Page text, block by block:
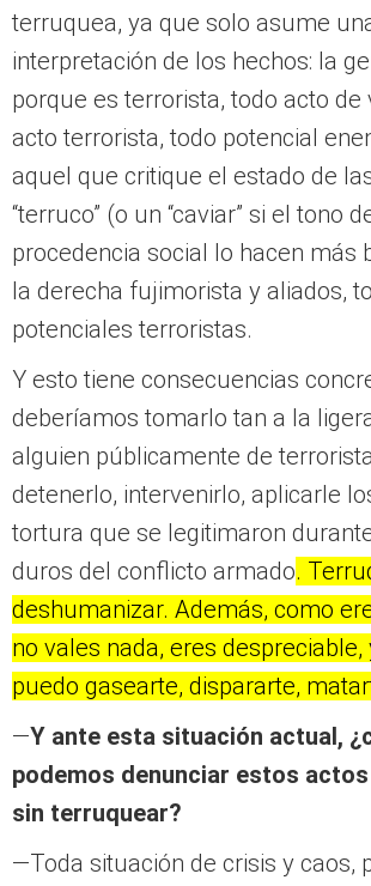
terruquea, ya que solo asume
interpretación de los hechos: la
porque es terrorista, todo acto de
acto terrorista, todo potencial
aquel que critique el estado de
“terruco” (o un “caviar” si el tono
procedencia social lo hacen más
la derecha fujimorista y aliados,
potenciales terroristas.
Y esto tiene consecuencias
deberíamos tomarlo tan a la
alguien públicamente de
detenerlo, intervenirlo, aplicarle
tortura que se legitimaron
duros del conflicto armado.
deshumanizar. Además, como
no vales nada, eres despreciable,
puedo gasearte, dispararte,
—Y ante esta situación actual,
podemos denunciar estos
sin terruquear?
—Toda situación de crisis y caos,